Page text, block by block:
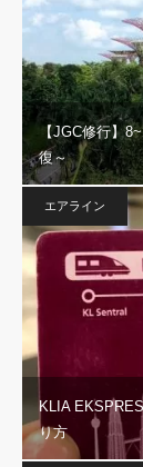
【JGC修行】
復～
エアライン
KLIA
り方